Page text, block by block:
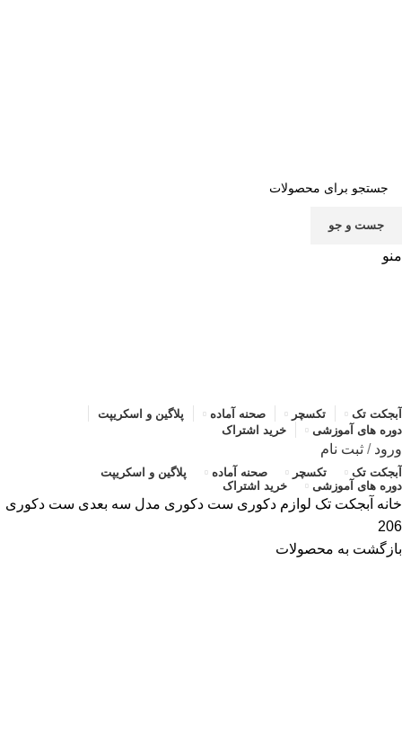
جست و جو
منو
آبجکت تک تکسچر صحنه آماده
پلاگین و اسکریپت
دوره های آموزشی
خرید اشتراک
ورود / ثبت نام
آبجکت تک تکسچر صحنه آماده
پلاگین و اسکریپت
دوره های آموزشی
خرید اشتراک
خانه آبجکت تک لوازم دکوری ست دکوری مدل سه بعدی ست دکوری
206
بازگشت به محصولات